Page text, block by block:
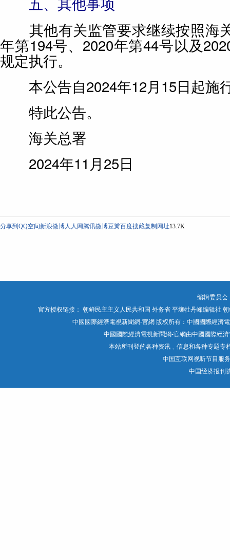
其他有关监管要求继续按照海
年第194号、2020年第44号以及
规定执行。
本公告自2024年12月15日起施
特此公告。
海关总署
2024年11月25日
分享到 QQ空间新浪微博人人网 腾讯微博豆瓣百度搜藏复制网址13.7K
编辑委员会
官方授权链接： 朝鲜民主主义人民共和国 外务省 平壤牡丹峰编辑社
中國國際經濟電視新聞網-官網 版权所有：中國國際經
中國國際經濟電視新聞網-官網由中國國際經
本站所刊登的各种资讯﹑信息和各种专题专
中国互联网视听节目服
中国经济报刊